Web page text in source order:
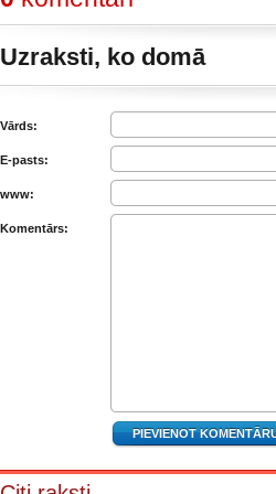
Uzraksti, ko domā
Vārds:
E-pasts:
www:
Komentārs: